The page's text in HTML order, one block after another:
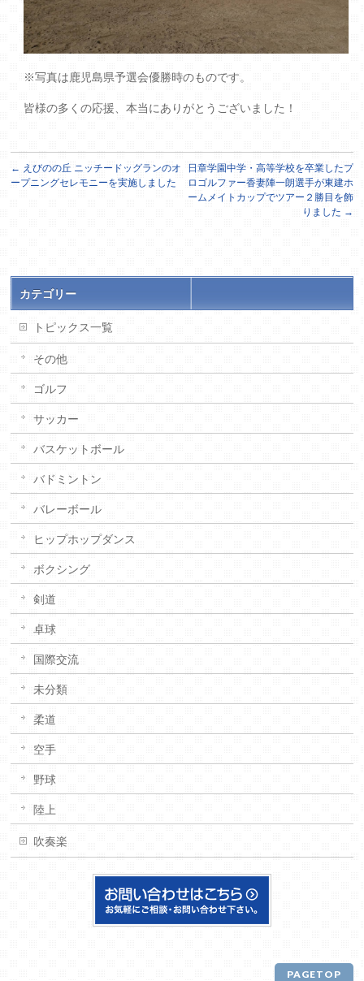
※写真は鹿児島県予選会優勝時のものです。
皆様の多くの応援、本当にありがとうございました！
← えびのの丘 ニッチードッグランのオ
ープニングセレモニーを実施しました
日章学園中学・高等学校を卒業したプ
ロゴルファー香妻陣一朗選手が東建ホ
ームメイトカップでツアー２勝目を飾
りました →
カテゴリー
トピックス一覧
その他
ゴルフ
サッカー
バスケットボール
バドミントン
バレーボール
ヒップホップダンス
ボクシング
剣道
卓球
国際交流
未分類
柔道
空手
野球
陸上
吹奏楽
PAGETOP